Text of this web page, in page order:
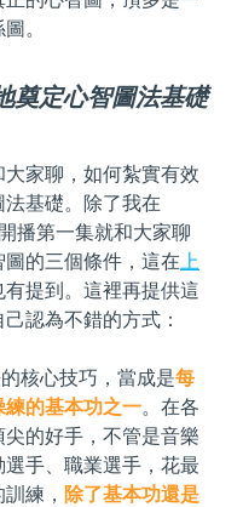
。
奠定心智圖法基礎
基礎。除了我在
播第一集就和大家聊
圖的三個條件，這在 上
有提到。這裡再提供這
認為不錯的方式：
核心技巧，當成是每
練的基本功之一。在各
的好手，不管是音樂
手、職業選手，花最
練， 除了基本功還是